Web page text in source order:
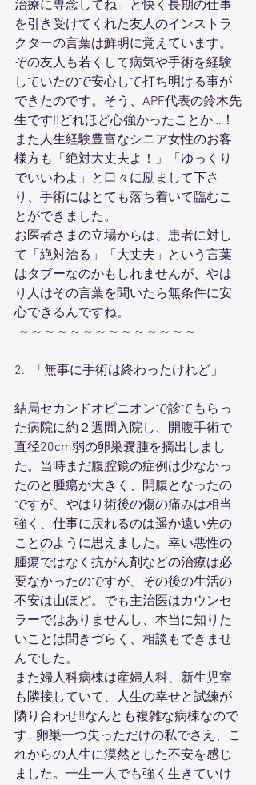
治療に専念してね」と快く長期の仕事
を引き受けてくれた友人のインストラ
クターの言葉は鮮明に覚えています。
その友人も若くして病気や手術を経験
していたので安心して打ち明ける事が
できたのです。そう、APF代表の鈴木先
生です!!どれほど心強かったことか…！
また人生経験豊富なシニア女性のお客
様方も「絶対大丈夫よ！」「ゆっくり
でいいわよ」と口々に励まして下さ
り、手術にはとても落ち着いて臨むこ
とができました。
お医者さまの立場からは、患者に対し
て「絶対治る」「大丈夫」という言葉
はタブーなのかもしれませんが、やは
り人はその言葉を聞いたら無条件に安
心できるんですね。
～～～～～～～～～～～～～～
2.  「無事に手術は終わったけれど」
結局セカンドオピニオンで診てもらっ
た病院に約２週間入院し、開腹手術で
直径20cm弱の卵巣嚢腫を摘出しまし
た。当時まだ腹腔鏡の症例は少なかっ
たのと腫瘍が大きく、開腹となったの
ですが、やはり術後の傷の痛みは相当
強く、仕事に戻れるのは遥か遠い先の
ことのように思えました。幸い悪性の
腫瘍ではなく抗がん剤などの治療は必
要なかったのですが、その後の生活の
不安は山ほど。でも主治医はカウンセ
ラーではありませんし、本当に知りた
いことは聞きづらく、相談もできませ
んでした。
また婦人科病棟は産婦人科、新生児室
も隣接していて、人生の幸せと試練が
隣り合わせ!!なんとも複雑な病棟なので
す…卵巣一つ失っただけの私でさえ、こ
れからの人生に漠然とした不安を感じ
ました。一生一人でも強く生きていけ